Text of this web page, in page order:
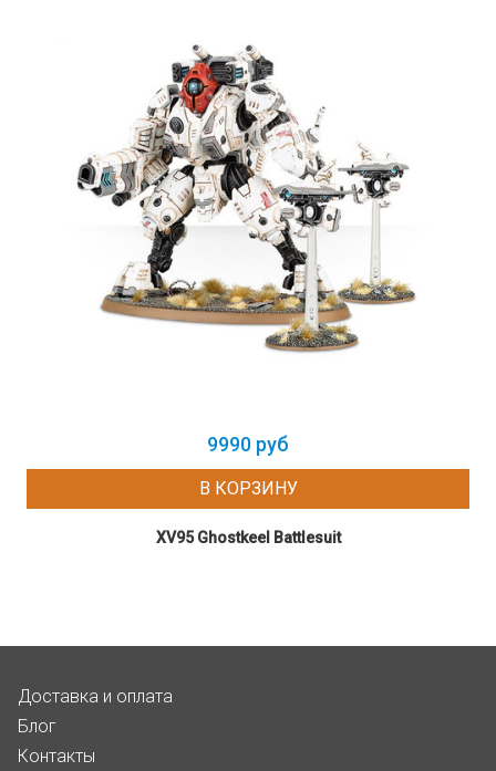
9990 руб
В КОРЗИНУ
XV95 Ghostkeel Battlesuit
Доставка и оплата
Блог
Контакты